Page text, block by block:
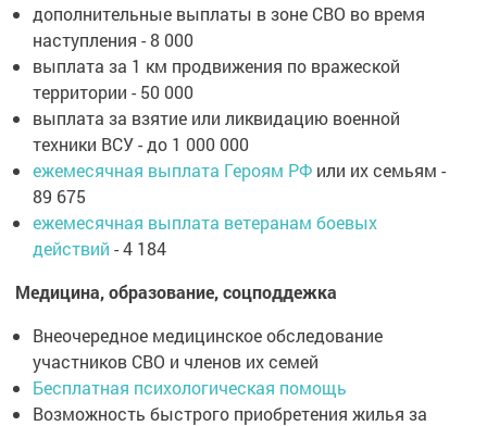
дополнительные выплаты в зоне СВО во время
наступления - 8 000
выплата за 1 км продвижения по вражеской
территории - 50 000
выплата за взятие или ликвидацию военной
техники ВСУ - до 1 000 000
ежемесячная выплата Героям РФ или их семьям -
89 675
ежемесячная выплата ветеранам боевых
действий - 4 184
Медицина, образование, соцподдежка
Внеочередное медицинское обследование
участников СВО и членов их семей
Бесплатная психологическая помощь
Возможность быстрого приобретения жилья за